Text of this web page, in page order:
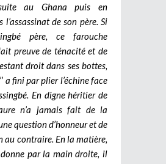
au Ghana puis en
l’assassinat de son père. Si
père, ce farouche
preuve de ténacité et de
droit dans ses bottes,
a fini par plier l’échine face
En digne héritier de
n’a jamais fait de la
question d’honneur et de
au contraire. En la matière,
par la main droite, il